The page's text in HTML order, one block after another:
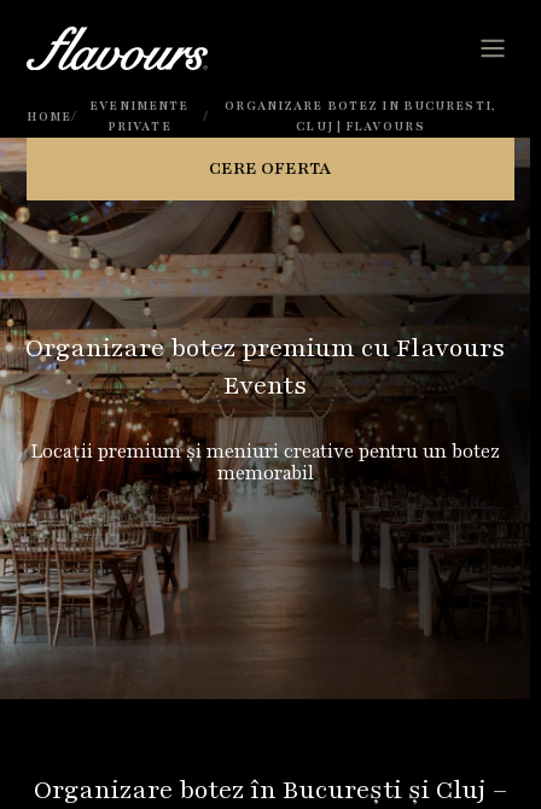
HOME/
EVENIMENTE
PRIVATE
/
ORGANIZARE BOTEZ IN BUCURESTI,
CLUJ | FLAVOURS
CERE OFERTA
Organizare botez premium cu Flavours
Events
Locații premium și meniuri creative pentru un botez
memorabil
Organizare botez în București și Cluj –